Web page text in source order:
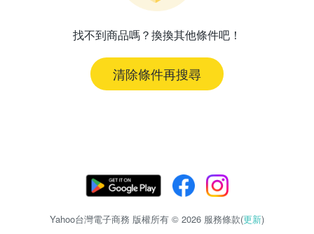
找不到商品嗎？換換其他條件吧！
清除條件再搜尋
Yahoo台灣電子商務 版權所有 © 2026 服務條款(更新)